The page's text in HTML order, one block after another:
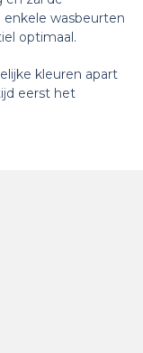
wasbeurten
optimaal.
kleuren apart
eerst het